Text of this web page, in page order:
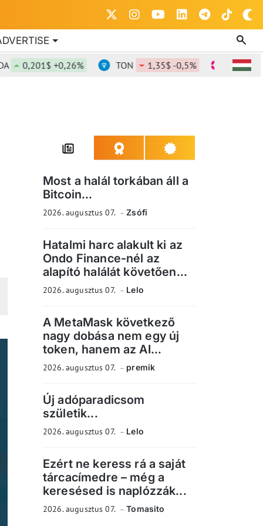
0,201$ +0,26% TON 1,35$ -0,5% DOT
Most a halál torkában áll a
Bitcoin...
2026. augusztus 07. Zsófi
Hatalmi harc alakult ki az
Ondo Finance-nél az
alapító halálát követően...
2026. augusztus 07. Lelo
A MetaMask következő
nagy dobása nem egy új
token, hanem az AI...
2026. augusztus 07. premik
Új adóparadicsom
születik...
2026. augusztus 07. Lelo
Ezért ne keress rá a saját
tárcacímedre – még a
keresésed is naplózzák...
2026. augusztus 07. Tomasito